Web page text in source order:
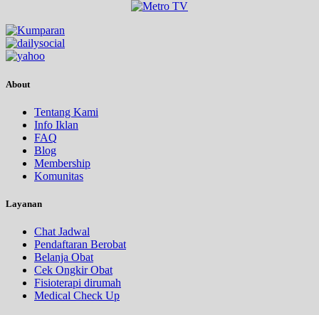
About
Tentang Kami
Info Iklan
FAQ
Blog
Membership
Komunitas
Layanan
Chat Jadwal
Pendaftaran Berobat
Belanja Obat
Cek Ongkir Obat
Fisioterapi dirumah
Medical Check Up